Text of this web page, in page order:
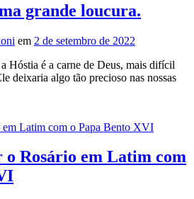
grande loucura.
em 2 de setembro de 2022
Hóstia é a carne de Deus, mais difícil
deixaria algo tão precioso nas nossas
em Latim com o Papa Bento XVI
o Rosário em Latim com